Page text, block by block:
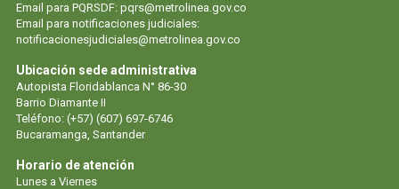
Email para PQRSDF: pqrs@metrolinea.gov.co
Email para notificaciones judiciales:
notificacionesjudiciales@metrolinea.gov.co
Ubicación sede administrativa
Autopista Floridablanca N° 86-30
Barrio Diamante II
Teléfono: (+57) (607) 697-6746
Bucaramanga, Santander
Horario de atención
Lunes a Viernes